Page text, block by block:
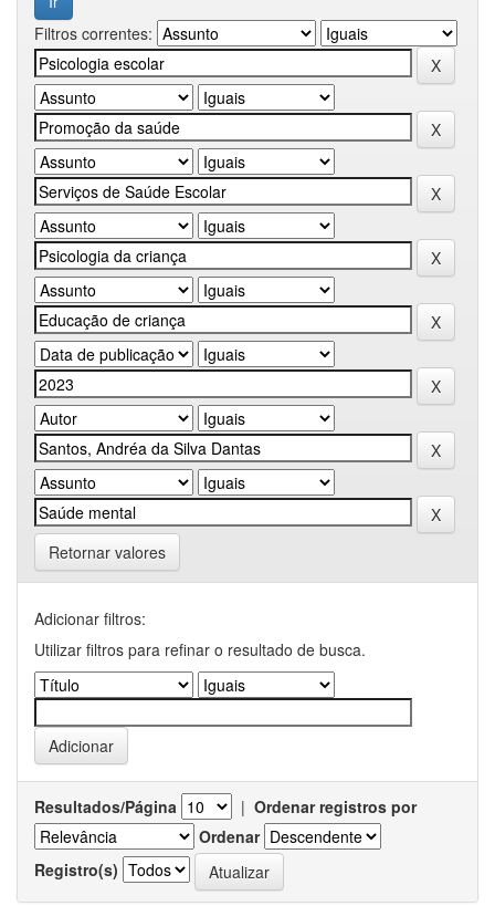
Filtros correntes:
Retornar valores
Adicionar filtros:
Utilizar filtros para refinar o resultado de busca.
Resultados/Página | Ordenar registros por
Ordenar
Registro(s)